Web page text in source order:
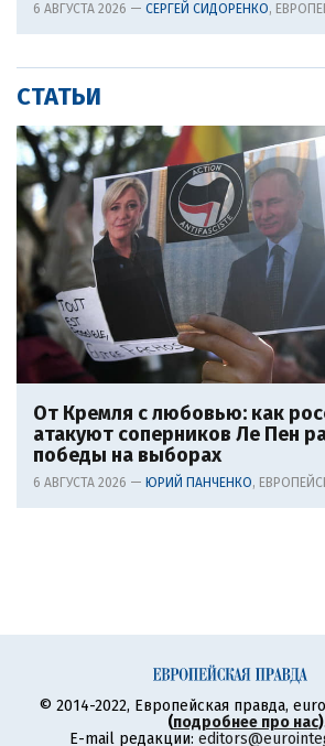
6 АВГУСТА 2026 — СЕРГЕЙ СИДОРЕНКО,
СТАТЬИ
От Кремля с любовью: как
атакуют соперников Ле Пен
победы на выборах
6 АВГУСТА 2026 — ЮРИЙ ПАНЧЕНКО,
© 2014-2022, Европейская правда,
(подробнее про нас).
E-mail редакции: